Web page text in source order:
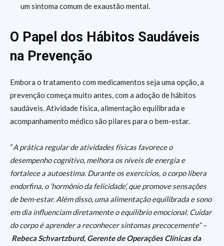
um sintoma comum de exaustão mental.
O Papel dos Hábitos Saudáveis
na Prevenção
Embora o tratamento com medicamentos seja uma opção, a
prevenção começa muito antes, com a adoção de hábitos
saudáveis. Atividade física, alimentação equilibrada e
acompanhamento médico são pilares para o bem-estar.
“A prática regular de atividades físicas favorece o
desempenho cognitivo, melhora os níveis de energia e
fortalece a autoestima. Durante os exercícios, o corpo libera
endorfina, o ‘hormônio da felicidade’, que promove sensações
de bem-estar. Além disso, uma alimentação equilibrada e sono
em dia influenciam diretamente o equilíbrio emocional. Cuidar
do corpo é aprender a reconhecer sintomas precocemente” –
Rebeca Schvartzburd, Gerente de Operações Clínicas da